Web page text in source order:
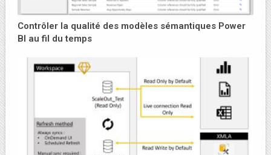
Contrôler la qualité des modèles sémantiques Power
BI au fil du temps